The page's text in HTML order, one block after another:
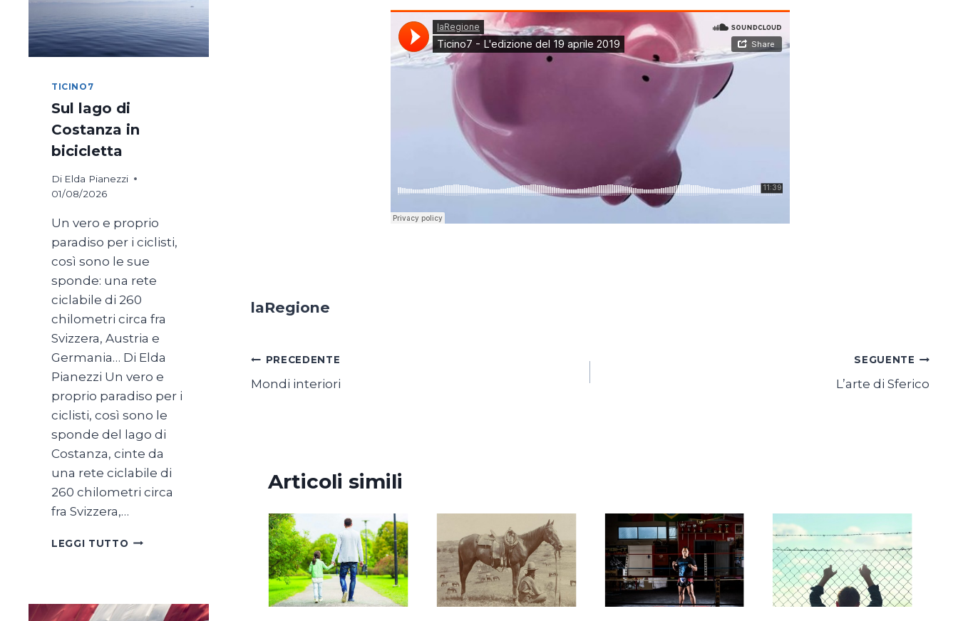
laRegione
Navigazione
articoli
PRECEDENTE
Mondi interiori
SEGUENTE
L’arte di Sferico
Articoli simili
TICINO7
Sul lago di
Costanza in
bicicletta
Di Elda Pianezzi
01/08/2026
Un vero e proprio
paradiso per i ciclisti,
così sono le sue
sponde: una rete
ciclabile di 260
chilometri circa fra
Svizzera, Austria e
Germania… Di Elda
Pianezzi Un vero e
proprio paradiso per i
ciclisti, così sono le
sponde del lago di
Costanza, cinte da
una rete ciclabile di
260 chilometri circa
fra Svizzera,…
LEGGI TUTTO SUL
BICICLETTA